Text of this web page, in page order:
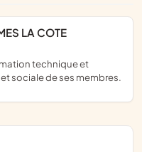
LA COTE
sociale de ses membres.